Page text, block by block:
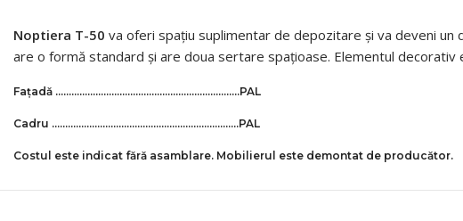
Noptiera T-50 va oferi spațiu suplimentar de depozitare și va deveni
are o formă standard și are doua sertare spațioase. Elementul
Fațadă ……………………………………………………………PAL
Cadru …………………………………………………………….PAL
Costul este indicat fără asamblare. Mobilierul este demontat de producător.